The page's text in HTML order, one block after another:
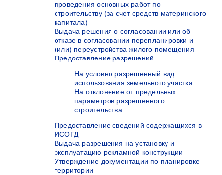
проведения основных работ по
строительству (за счет средств материнского
капитала)
Выдача решения о согласовании или об
отказе в согласовании перепланировки и
(или) переустройства жилого помещения
Предоставление разрешений
На условно разрешенный вид
использования земельного участка
На отклонение от предельных
параметров разрешенного
строительства
Предоставление сведений содержащихся в
ИСОГД
Выдача разрешения на установку и
эксплуатацию рекламной конструкции
Утверждение документации по планировке
территории